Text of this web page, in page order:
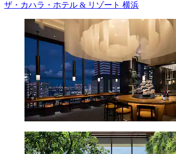
ザ・カハラ・ホテル & リゾート 横浜